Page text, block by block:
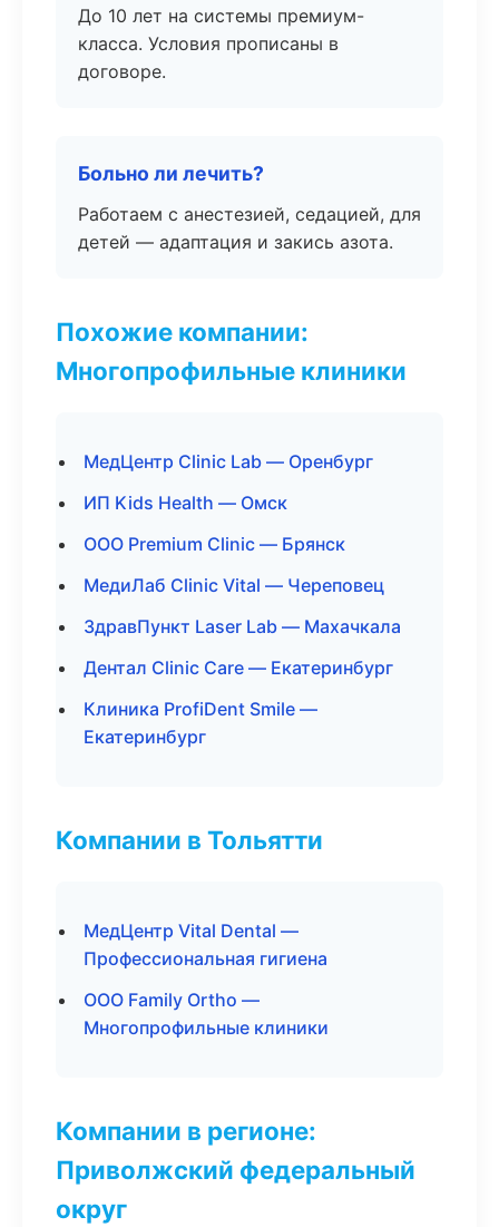
До 10 лет на системы премиум-
класса. Условия прописаны в
договоре.
Больно ли лечить?
Работаем с анестезией, седацией, для
детей — адаптация и закись азота.
Похожие компании:
Многопрофильные клиники
МедЦентр Clinic Lab — Оренбург
ИП Kids Health — Омск
ООО Premium Clinic — Брянск
МедиЛаб Clinic Vital — Череповец
ЗдравПункт Laser Lab — Махачкала
Дентал Clinic Care — Екатеринбург
Клиника ProfiDent Smile —
Екатеринбург
Компании в Тольятти
МедЦентр Vital Dental —
Профессиональная гигиена
ООО Family Ortho —
Многопрофильные клиники
Компании в регионе:
Приволжский федеральный
округ